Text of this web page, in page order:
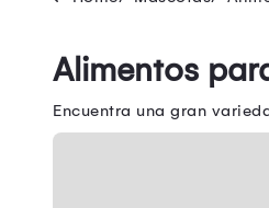
Alimentos
Encuentra una gran